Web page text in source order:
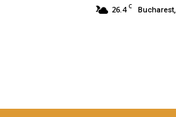
26.4 C Bucharest,